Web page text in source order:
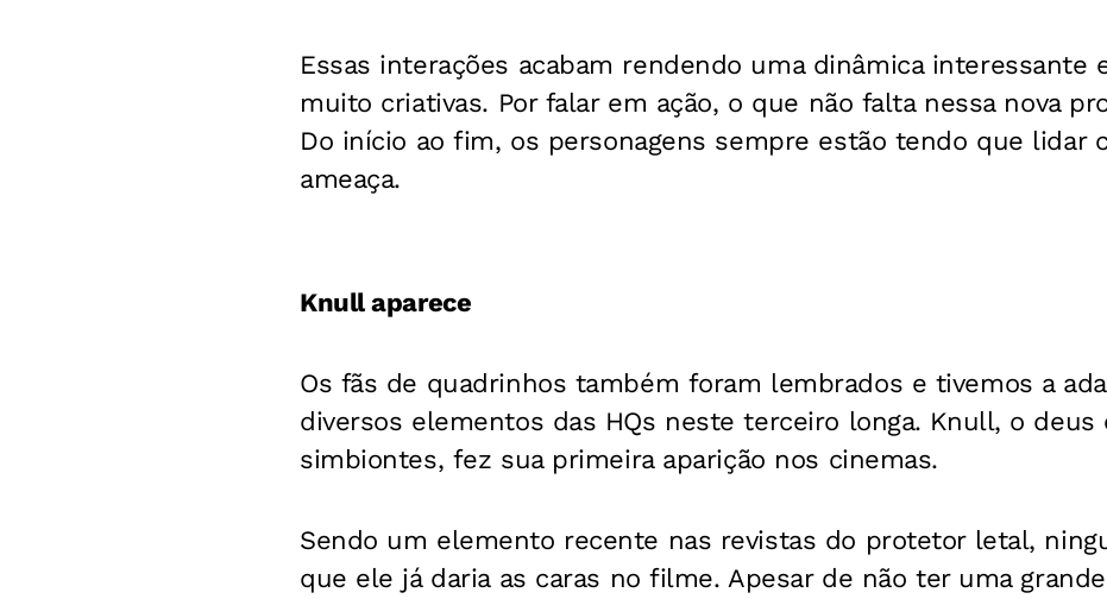
Essas interações acabam rendendo uma dinâmica interessante
muito criativas. Por falar em ação, o que não falta nessa nova
Do início ao fim, os personagens sempre estão tendo que lidar
ameaça.
Knull aparece
Os fãs de quadrinhos também foram lembrados e tivemos a
diversos elementos das HQs neste terceiro longa. Knull, o deus
simbiontes, fez sua primeira aparição nos cinemas.
Sendo um elemento recente nas revistas do protetor letal,
que ele já daria as caras no filme. Apesar de não ter uma